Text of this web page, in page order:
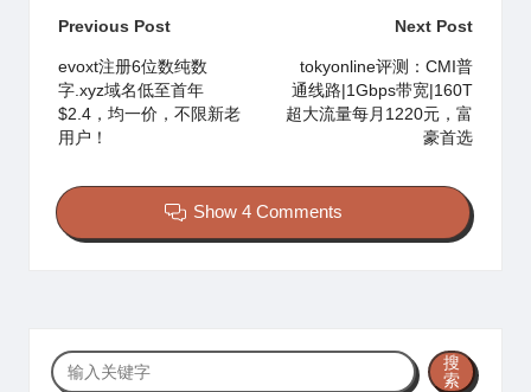
Post
navigation
Previous Post
evoxt注册6位数纯数
字.xyz域名低至首年
$2.4，均一价，不限新老
用户！
Next Post
tokyonline评测：CMI普
通线路|1Gbps带宽|160T
超大流量每月1220元，富
豪首选
Show 4 Comments
搜
索
搜
索